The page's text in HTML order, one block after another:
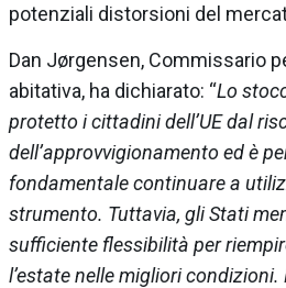
potenziali distorsioni del
Dan Jørgensen, Commissario
abitativa, ha dichiarato: “Lo
protetto i cittadini dell’UE dal
dell’approvvigionamento ed è
fondamentale continuare a
strumento. Tuttavia, gli Stati
sufficiente flessibilità per
l’estate nelle migliori